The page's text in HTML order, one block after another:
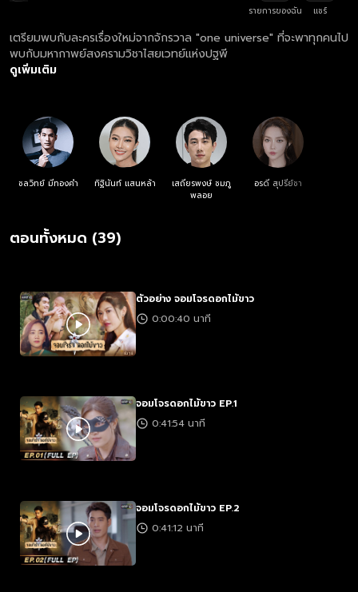
รายการของฉัน
แชร์
เตรียมพบกับละครเรื่องใหม่จากจักรวาล "one universe" ที่จะพาทุกคนไป
พบกับมหากาพย์สงครามวิชาไสยเวทย์แห่งปฐพี
ดูเพิ่มเติม
ชลวิทย์ มีทองคำ ทิฐินันท์ แสนหล้า
เสถียรพงษ์ ชมภู
พลอย
อรดี สุปรีย์ชา
ตอนทั้งหมด (39)
ตัวอย่าง จอมโจรดอกไม้ขาว
0:00:40 นาที
จอมโจรดอกไม้ขาว EP.1
0:41:54 นาที
จอมโจรดอกไม้ขาว EP.2
0:41:12 นาที